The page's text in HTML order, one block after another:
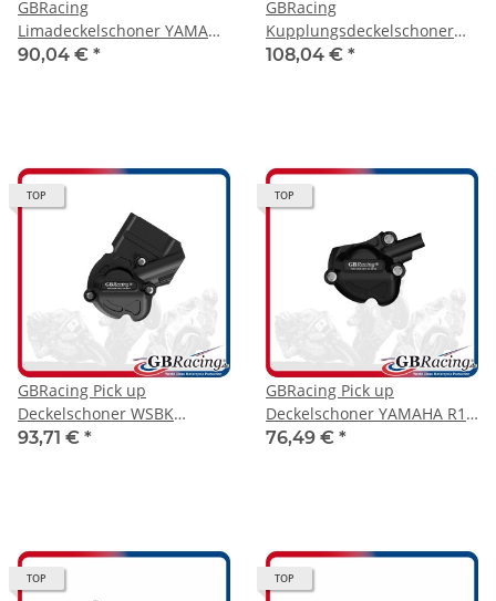
GBRacing
Limadeckelschoner YAMAHA
R1 15-25
90,04 € *
GBRacing
Kupplungsdeckelschoner
YAMAHA R1 15-25
108,04 € *
TOP
GBRacing Pick up
Deckelschoner WSBK
YAMAHA R1 15-25
93,71 € *
TOP
GBRacing Pick up
Deckelschoner YAMAHA R1
15-25
76,49 € *
TOP TOP